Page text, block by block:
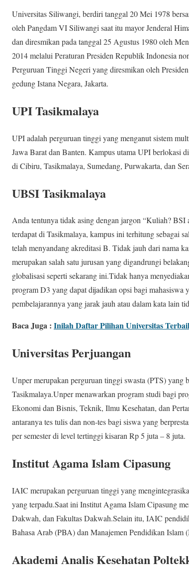
Universitas Siliwangi, berdiri tanggal 20 Mei 1978
oleh Pangdam VI Siliwangi saat itu mayor Jenderal
dan diresmikan pada tanggal 25 Agustus 1980 oleh
2014 melalui Peraturan Presiden Republik Indonesia
Perguruan Tinggi Negeri yang diresmikan oleh
gedung Istana Negara, Jakarta.
UPI Tasikmalaya
UPI adalah perguruan tinggi yang menganut sistem
Jawa Barat dan Banten. Kampus utama UPI berlokasi
di Cibiru, Tasikmalaya, Sumedang, Purwakarta, dan
UBSI Tasikmalaya
Anda tentunya tidak asing dengan jargon “Kuliah?
terdapat di Tasikmalaya, kampus ini terhitung sebagai
telah menyandang akreditasi B. Tidak jauh dari nama
merupakan salah satu jurusan yang digandrungi
globalisasi seperti sekarang ini.Tidak hanya
program D3 yang dapat dijadikan opsi bagi mahasiswa
pembelajarannya yang jarak jauh atau dalam kata lain
Baca Juga : Inilah Daftar Pilihan Universitas
Universitas Perjuangan
Unper merupakan perguruan tinggi swasta (PTS)
Tasikmalaya.Unper menawarkan program studi bagi
Ekonomi dan Bisnis, Teknik, Ilmu Kesehatan, dan
antaranya tes tulis dan non-tes bagi siswa yang
per semester di level tertinggi kisaran Rp 5 juta – 8 juta.
Institut Agama Islam Cipasung
IAIC merupakan perguruan tinggi yang
yang terpadu.Saat ini Institut Agama Islam Cipasung
Dakwah, dan Fakultas Dakwah.Selain itu, IAIC
Bahasa Arab (PBA) dan Manajemen Pendidikan Islam
Akademi Analis Kesehatan